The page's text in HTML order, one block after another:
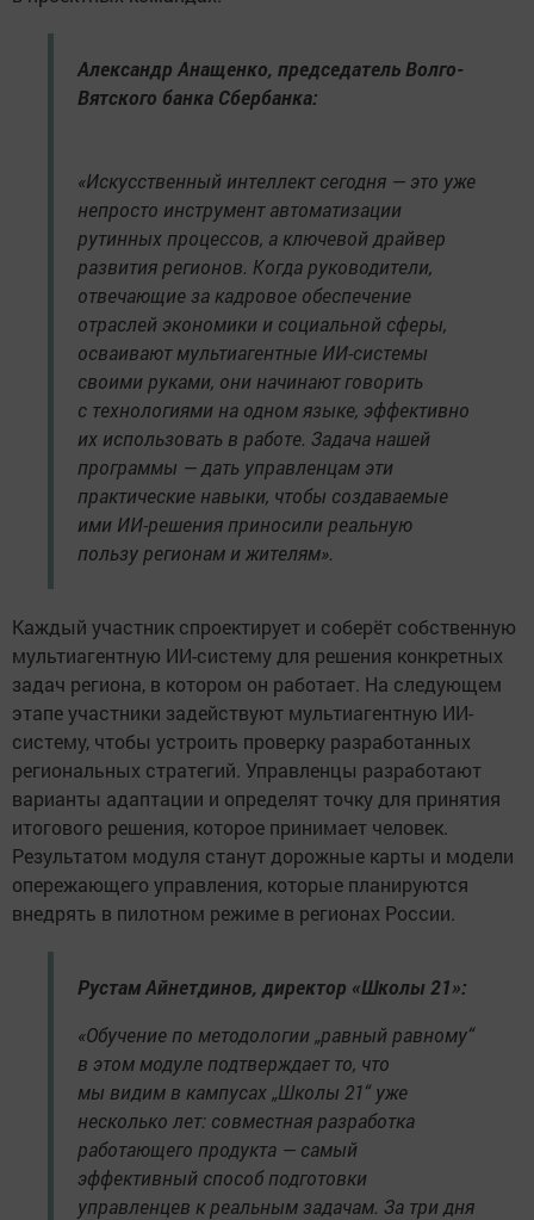
Александр Анащенко, председатель Волго-
Вятского банка Сбербанка:
«Искусственный интеллект сегодня — это уже
непросто инструмент автоматизации
рутинных процессов, а ключевой драйвер
развития регионов. Когда руководители,
отвечающие за кадровое обеспечение
отраслей экономики и социальной сферы,
осваивают мультиагентные ИИ-системы
своими руками, они начинают говорить
с технологиями на одном языке, эффективно
их использовать в работе. Задача нашей
программы — дать управленцам эти
практические навыки, чтобы создаваемые
ими ИИ-решения приносили реальную
пользу регионам и жителям».
Каждый участник спроектирует и соберёт собственную
мультиагентную ИИ-систему для решения конкретных
задач региона, в котором он работает. На следующем
этапе участники задействуют мультиагентную ИИ-
систему, чтобы устроить проверку разработанных
региональных стратегий. Управленцы разработают
варианты адаптации и определят точку для принятия
итогового решения, которое принимает человек.
Результатом модуля станут дорожные карты и модели
опережающего управления, которые планируются
внедрять в пилотном режиме в регионах России.
Рустам Айнетдинов, директор «Школы 21»:
«Обучение по методологии „равный равному“
в этом модуле подтверждает то, что
мы видим в кампусах „Школы 21“ уже
несколько лет: совместная разработка
работающего продукта — самый
эффективный способ подготовки
управленцев к реальным задачам. За три дня